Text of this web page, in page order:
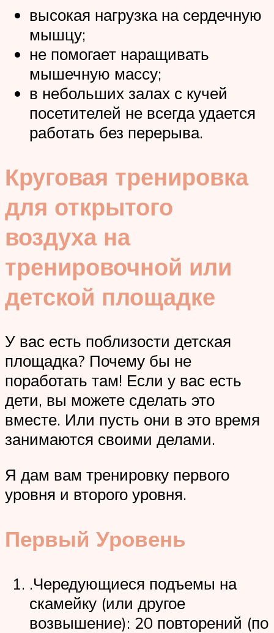
высокая нагрузка на сердечную
мышцу;
не помогает наращивать
мышечную массу;
в небольших залах с кучей
посетителей не всегда удается
работать без перерыва.
Круговая тренировка
для открытого
воздуха на
тренировочной или
детской площадке
У вас есть поблизости детская
площадка? Почему бы не
поработать там! Если у вас есть
дети, вы можете сделать это
вместе. Или пусть они в это время
занимаются своими делами.
Я дам вам тренировку первого
уровня и второго уровня.
Первый Уровень
.Чередующиеся подъемы на
скамейку (или другое
возвышение): 20 повторений (по